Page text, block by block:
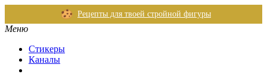
Рецепты для твоей стройной фигуры
Меню
Стикеры
Каналы